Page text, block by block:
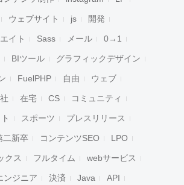
ウェブサイト js 開発
イト Sass メール 0→1
BIツール グラフィックデザイン
FuelPHP 自由 ウェブ
在宅 CS コミュニティ
スポーツ プレスリリース
二新卒 コンテンツSEO LPO
クス フルタイム webサービス
ンジニア 決済 Java API